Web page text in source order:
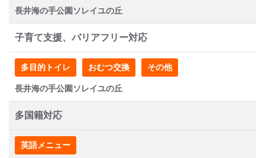
長井海の手公園ソレイユの丘
子育て支援、バリアフリー対応
多目的トイレ おむつ交換 その他
長井海の手公園ソレイユの丘
多国籍対応
英語メニュー